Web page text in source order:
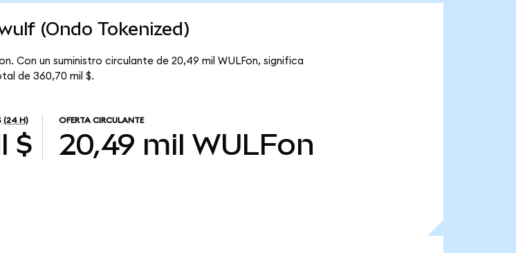
(Ondo Tokenized)
Con un suministro circulante de 20,49 mil WULFon, significa
de 360,70 mil $.
(24 H)
$
OFERTA CIRCULANTE
20,49 mil WULFon